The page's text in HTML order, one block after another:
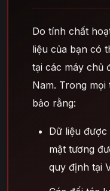
Do tính chất
liệu của bạn có
tại các máy chủ
Nam. Trong
bảo rằng:
Dữ liệu
mật tương
quy định tại